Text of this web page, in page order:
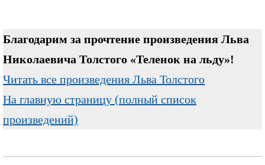
Благодарим за прочтение произведения Льва
Николаевича Толстого «Теленок на льду»!
Читать все произведения Льва Толстого
На главную страницу (полный список
произведений)